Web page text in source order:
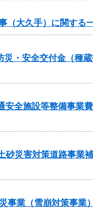
大久手）に関する
・安全交付金（種
全施設等整備事業費
災害対策道路事業
業（雪崩対策事業